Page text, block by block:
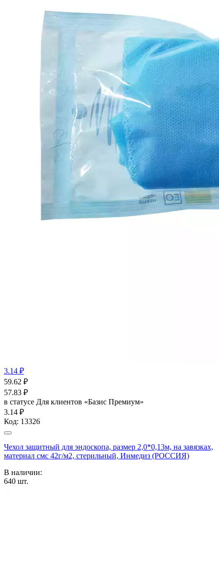
3.14 ₽
59.62 ₽
57.83 ₽
в статусе Для клиентов «Базис Премиум»
3.14 ₽
Код: 13326
Чехол защитный для эндоскопа, размер 2,0*0,13м, на завязках,
материал смс 42г/м2, стерильный, Инмедиз (РОССИЯ)
В наличии:
640 шт.